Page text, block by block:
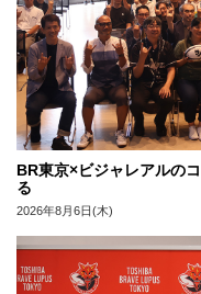
BR東京×ビジャレアルの
る
2026年8月6日(木)